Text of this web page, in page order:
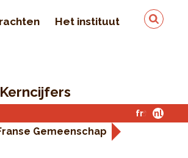
Het instituut
Kwaliteit en veiligheid
Contact
Kerncijfers
Gemeenschap
fr nl